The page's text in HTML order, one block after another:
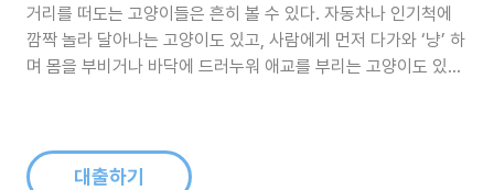
거리를 떠도는 고양이들은 흔히 볼 수 있다. 자동차나 인기척에
깜짝 놀라 달아나는 고양이도 있고, 사람에게 먼저 다가와 ‘냥’ 하
며 몸을 부비거나 바닥에 드러누워 애교를 부리는 고양이도 있다.
해 왔을까.《기..
대출하기